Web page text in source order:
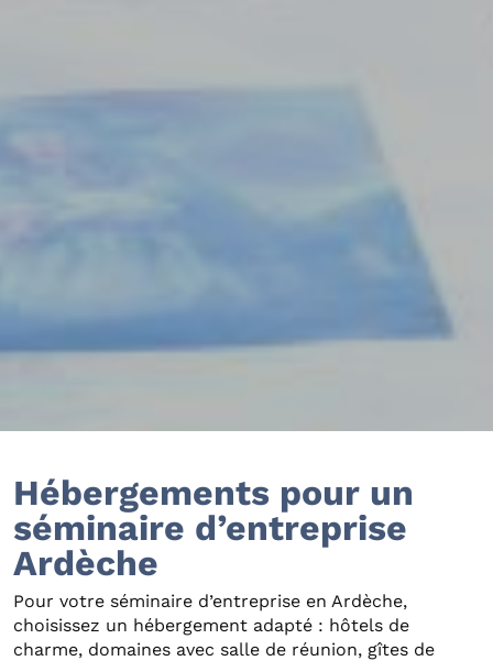
Hébergements pour un
séminaire d’entreprise
Ardèche
Pour votre séminaire d’entreprise en Ardèche,
choisissez un hébergement adapté : hôtels de
charme, domaines avec salle de réunion, gîtes de